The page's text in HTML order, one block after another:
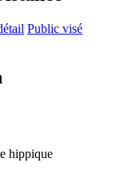
Public visé
hippique